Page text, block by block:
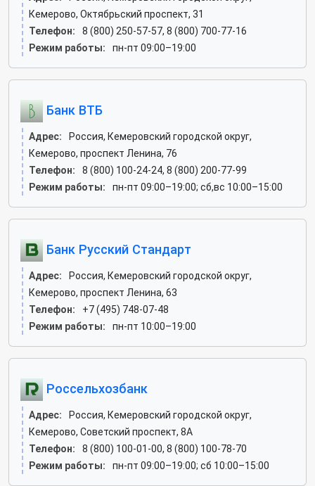
Кемерово, Октябрьский проспект, 31
Телефон:
8 (800) 250-57-57, 8 (800) 700-77-16
Режим работы:
пн-пт 09:00–19:00
Банк ВТБ
Адрес:
Россия, Кемеровский городской округ,
Кемерово, проспект Ленина, 76
Телефон:
8 (800) 100-24-24, 8 (800) 200-77-99
Режим работы:
пн-пт 09:00–19:00; сб,вс 10:00–15:00
Банк Русский Стандарт
Адрес:
Россия, Кемеровский городской округ,
Кемерово, проспект Ленина, 63
Телефон:
+7 (495) 748-07-48
Режим работы:
пн-пт 10:00–19:00
Россельхозбанк
Адрес:
Россия, Кемеровский городской округ,
Кемерово, Советский проспект, 8А
Телефон:
8 (800) 100-01-00, 8 (800) 100-78-70
Режим работы:
пн-пт 09:00–19:00; сб 10:00–15:00